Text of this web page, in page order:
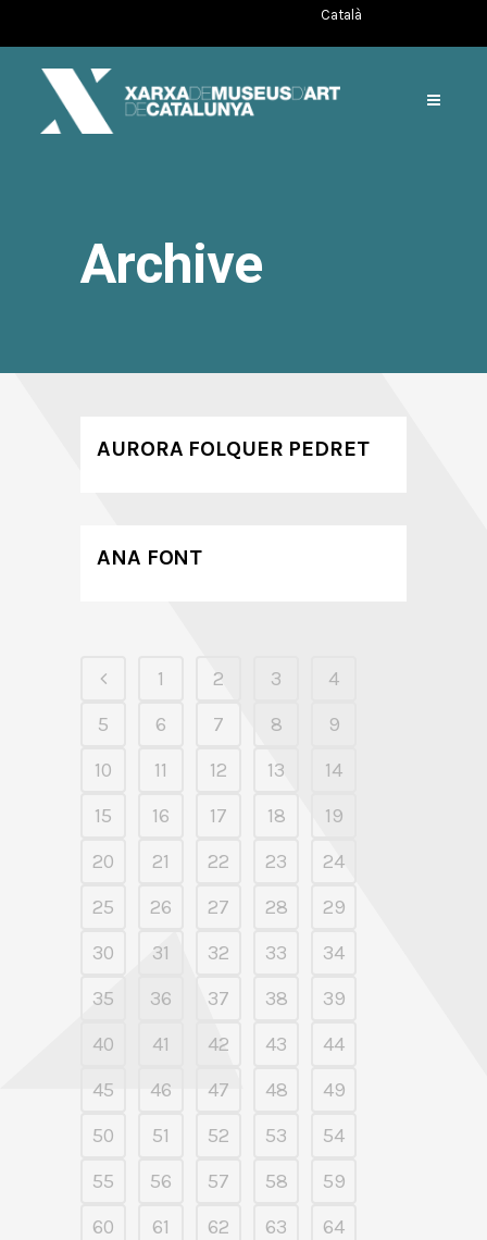
Català
Archive
AURORA FOLQUER PEDRET
ANA FONT
1 2 3
4
5
6 7 8
9
10
11 12 13
14
15
16 17 18
19
20
21 22 23
24
25
26 27 28
29
30
31 32 33
34
35
36 37 38
39
40
41 42 43
44
45
46 47 48
49
50
51 52 53
54
55
56 57 58
59
60
61 62 63
64